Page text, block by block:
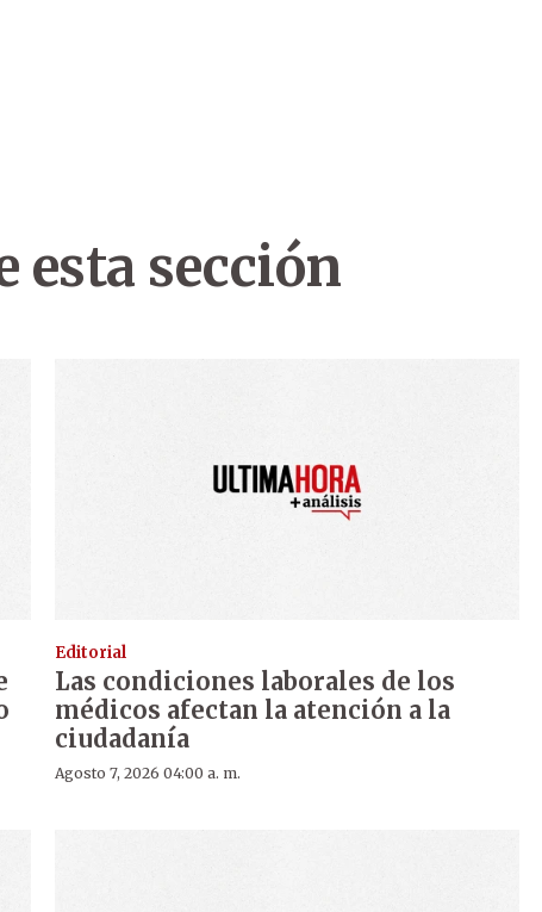
esta sección
Editorial
Las condiciones laborales de los
médicos afectan la atención a la
ciudadanía
Agosto 7, 2026 04:00 a. m.